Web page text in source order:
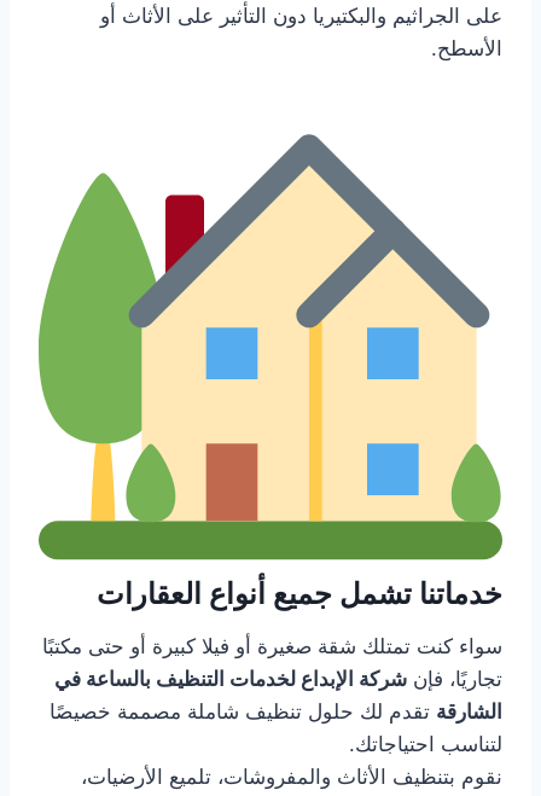
على الجراثيم والبكتيريا دون التأثير على الأثاث أو
الأسطح.
خدماتنا تشمل جميع أنواع العقارات
سواء كنت تمتلك شقة صغيرة أو فيلا كبيرة أو حتى مكتبًا
تجاريًا، فإن شركة الإبداع لخدمات التنظيف بالساعة في
الشارقة تقدم لك حلول تنظيف شاملة مصممة خصيصًا
لتناسب احتياجاتك.
نقوم بتنظيف الأثاث والمفروشات، تلميع الأرضيات،